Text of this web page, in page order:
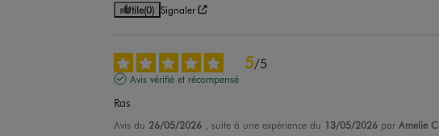
Utile(0) Signaler
5/5
Avis vérifié et récompensé
Ras
Avis du 26/05/2026 , suite à une expérience du 13/05/2026 par Amelie